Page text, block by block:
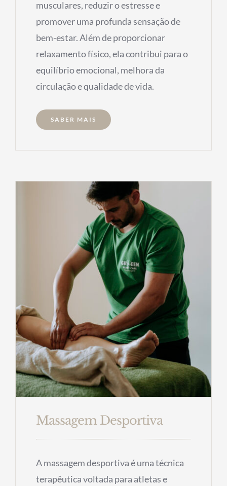
musculares, reduzir o estresse e
promover uma profunda sensação de
bem-estar. Além de proporcionar
relaxamento físico, ela contribui para o
equilíbrio emocional, melhora da
circulação e qualidade de vida.
SABER MAIS
Massagem Desportiva
A massagem desportiva é uma técnica
terapêutica voltada para atletas e